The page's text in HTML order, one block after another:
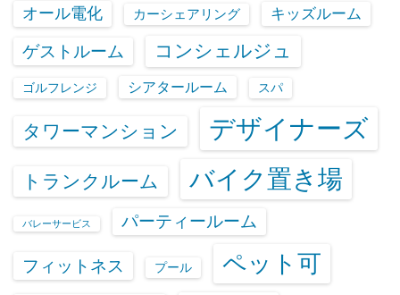
オール電化 カーシェアリング キッズルーム
ゲストルーム コンシェルジュ
ゴルフレンジ シアタールーム スパ
タワーマンション デザイナーズ
トランクルーム バイク置き場
バレーサービス パーティールーム
フィットネス プール ペット可